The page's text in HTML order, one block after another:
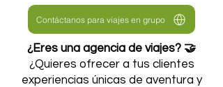
Contáctanos para viajes en grupo
¿Eres una agencia de viajes? 🤝
¿Quieres ofrecer a tus clientes
experiencias únicas de aventura y